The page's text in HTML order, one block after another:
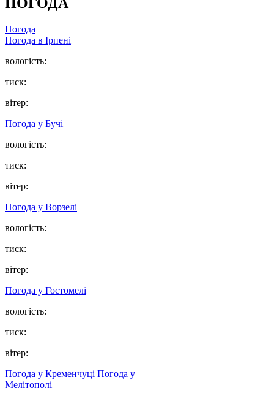
Погода
Погода в Ірпені
вологість:
тиск:
вітер:
Погода у Бучі
вологість:
тиск:
вітер:
Погода у Ворзелі
вологість:
тиск:
вітер:
Погода у Гостомелі
вологість:
тиск:
вітер:
Погода у Кременчуці Погода у
Мелітополі